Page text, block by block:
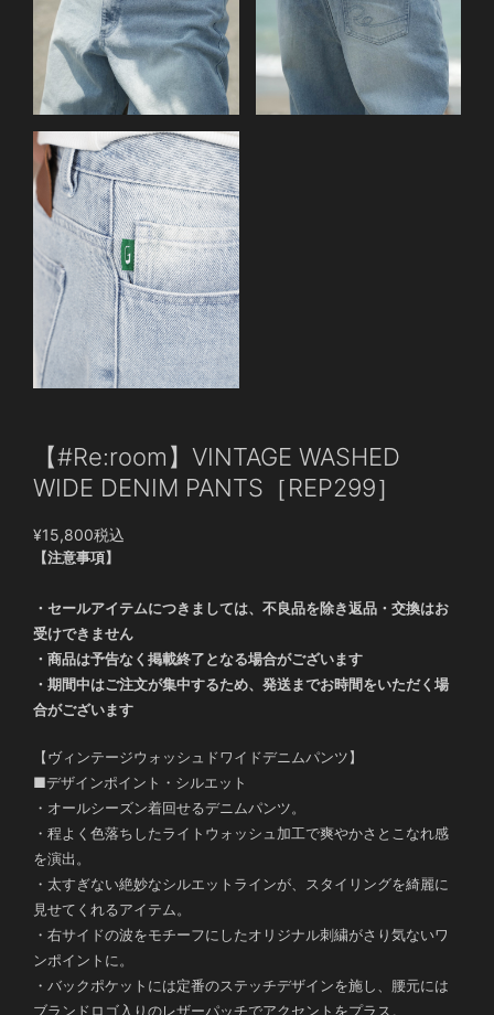
【#Re:room】VINTAGE WASHED
WIDE DENIM PANTS［REP299］
¥15,800税込
【注意事項】
・セールアイテムにつきましては、不良品を除き返品・交換はお
受けできません
・商品は予告なく掲載終了となる場合がございます
・期間中はご注文が集中するため、発送までお時間をいただく場
合がございます
【ヴィンテージウォッシュドワイドデニムパンツ】
■デザインポイント・シルエット
・オールシーズン着回せるデニムパンツ。
・程よく色落ちしたライトウォッシュ加工で爽やかさとこなれ感
を演出。
・太すぎない絶妙なシルエットラインが、スタイリングを綺麗に
見せてくれるアイテム。
・右サイドの波をモチーフにしたオリジナル刺繍がさり気ないワ
ンポイントに。
・バックポケットには定番のステッチデザインを施し、腰元には
ブランドロゴ入りのレザーパッチでアクセントをプラス。